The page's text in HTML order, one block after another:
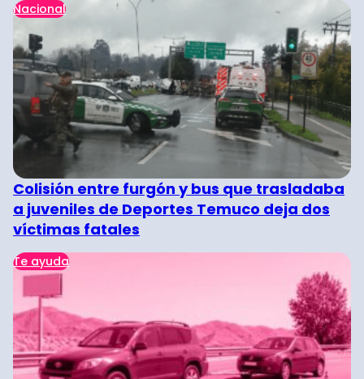
Nacional
Colisión entre furgón y bus que trasladaba
a juveniles de Deportes Temuco deja dos
víctimas fatales
Te ayuda